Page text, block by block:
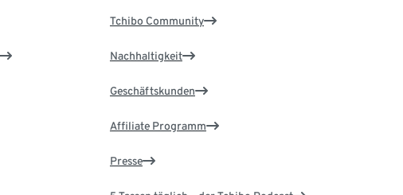
Tchibo Community
Nachhaltigkeit
Geschäftskunden
Affiliate Programm
Presse